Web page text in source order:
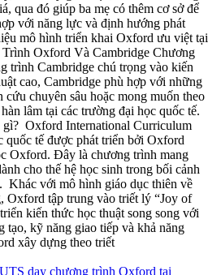
qua đó giúp ba mẹ có thêm cơ sở để
với năng lực và định hướng phát
mô hình triển khai Oxford ưu việt tại
Oxford Và Cambridge Chương
trình Cambridge chú trọng vào kiến
cao, Cambridge phù hợp với những
chuyên sâu hoặc mong muốn theo
lâm tại các trường đại học quốc tế.
Oxford International Curriculum
tế được phát triển bởi Oxford
Oxford. Đây là chương trình mang
cho thế hệ học sinh trong bối cảnh
Khác với mô hình giáo dục thiên về
Oxford tập trung vào triết lý “Joy of
kiến thức học thuật song song với
tạo, kỹ năng giao tiếp và khả năng
xây dựng theo triết